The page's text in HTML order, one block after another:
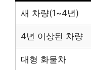
새 차량(1~4년)
4년 이상된 차량
대형 화물차